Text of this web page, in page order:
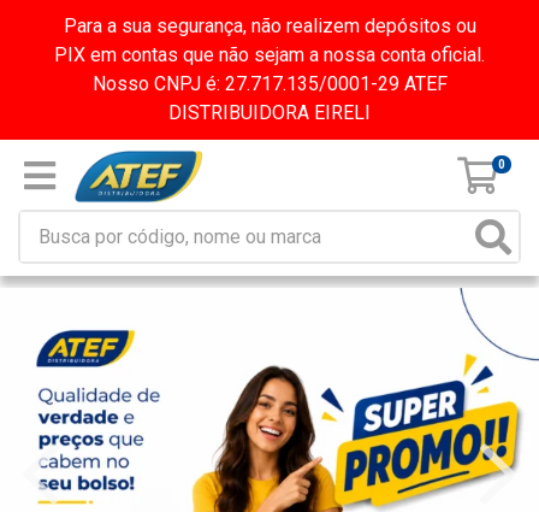
Para a sua segurança, não realizem depósitos ou
PIX em contas que não sejam a nossa conta oficial.
Nosso CNPJ é: 27.717.135/0001-29 ATEF
DISTRIBUIDORA EIRELI
0